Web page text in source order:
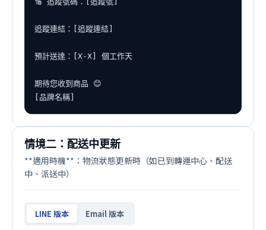
追蹤連結：[追蹤連結]
預計送達：[X-X] 個工作天
期待您收到商品 😊
[品牌名稱]
情境二：配送中更新
**適用時機**：物流狀態更新時（如已到轉運中心、配送
中、派送中）
LINE 版本 Email 版本